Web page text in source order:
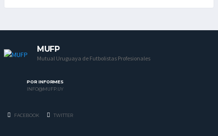
MUFP
Mutual Uruguaya de Futbolistas Profesionales
POR INFORMES
INFO@MUFP.UY
FACEBOOK TWITTER